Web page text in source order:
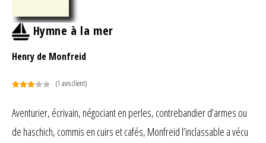
Hymne à la mer
Henry de Monfreid
sur 5
basé
(1 avis client)
Aventurier, écrivain, négociant en perles, contrebandier d’armes ou
de haschich, commis en cuirs et cafés, Monfreid l’inclassable a vécu